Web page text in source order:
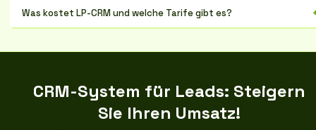
gewinnen und den Vertrieb optimieren möchte, besonders nützlich
für kleine und mittlere Unternehmen
Was kostet LP-CRM und welche Tarife gibt es?
ab. Es gibt eine kostenlose Testphase und verschiedene
CRM-System für Leads: Steigern
Sie Ihren Umsatz!